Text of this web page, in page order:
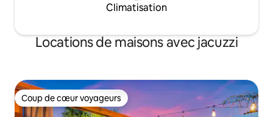
Climatisation
Locations de maisons avec jacuzzi
Coup de cœur voyageurs
Coup de cœur voyageurs